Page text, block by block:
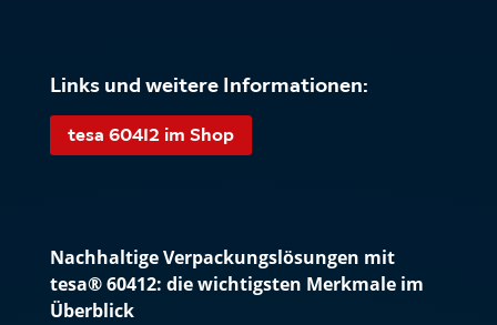
Links und weitere Informationen:
tesa 60412 im Shop
Nachhaltige Verpackungslösungen mit
tesa® 60412: die wichtigsten Merkmale im
Überblick